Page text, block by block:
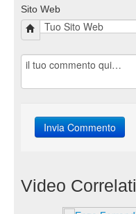
Sito Web
Video Correlati